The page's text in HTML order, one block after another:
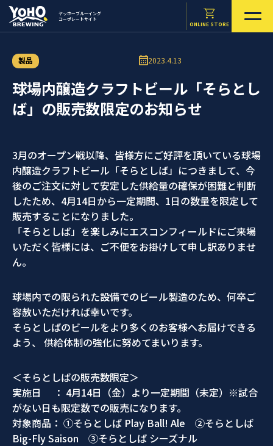
ヤッホーブルーイング
コーポレートサイト
ONLINE STORE
製品 2023.4.13
球場内醸造クラフトビール「そらとし
ば」の販売数限定のお知らせ
3月のオープン戦以降、皆様方にご好評を頂いている球場
内醸造クラフトビール「そらとしば」につきまして、今
後のご注文に対して安定した供給量の確保が困難と判断
したため、4月14日から一定期間、1日の数量を限定して
販売することになりました。
「そらとしば」を楽しみにエスコンフィールドにご来場
いただく皆様には、ご不便をお掛けして申し訳ありませ
ん。
球場内での限られた設備でのビール製造のため、何卒ご
容赦いただければ幸いです。
そらとしばのビールをより多くのお客様へお届けできる
よう、 供給体制の強化に努めてまいります。
＜そらとしばの販売数限定＞
実施日 ： 4月14日（金）より一定期間（未定）※試合
がない日も限定数での販売になります。
対象商品： ①そらとしば Play Ball! Ale ②そらとしば
Big-Fly Saison ③そらとしば シーズナル